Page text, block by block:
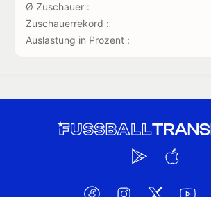
Ø Zuschauer :
Zuschauerrekord :
Auslastung in Prozent :